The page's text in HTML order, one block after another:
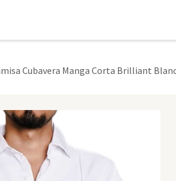
Cubavera Manga Corta Brilliant